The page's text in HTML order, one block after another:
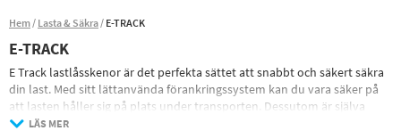
Hem Lasta & Säkra E-TRACK
E-TRACK
E Track lastlåsskenor är det perfekta sättet att snabbt och säkert säkra
din last. Med sitt lättanvända förankringssystem kan du vara säker på
att lasten håller sig på plats under transporten. Dessutom är själva
skenan tillverkad av kraftigt stål, vilket garanterar att den klarar även
LÄS MER